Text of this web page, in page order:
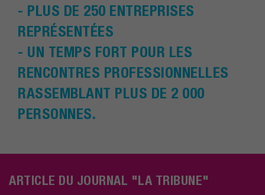
- PLUS DE 250 ENTREPRISES
REPRÉSENTÉES
- UN TEMPS FORT POUR LES
RENCONTRES PROFESSIONNELLES
RASSEMBLANT PLUS DE 2 000
PERSONNES.
ARTICLE DU JOURNAL "LA TRIBUNE"